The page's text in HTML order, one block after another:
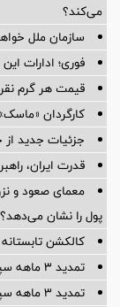
می‌کند؟
سازمان ملل
فوری؛ ادارات
قیمت هر گرم نقره ۹۲۵ عیار در سال
کارگردان
جزئیات جدید
قدرت ایران،
معمای صعود و
پول را نشان می‌دهد؟
کالکشن
تمدید 3 ماهه سپهرکارت‌های بانک صادرات ایران
تمدید 3 ماهه سپهرکارت‌های بانک صادرات ایران